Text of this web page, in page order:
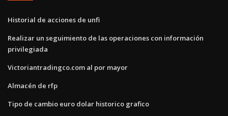
Historial de acciones de unfi
Realizar un seguimiento de las operaciones con información
privilegiada
Victoriantradingco.com al por mayor
Almacén de rfp
Tipo de cambio euro dolar historico grafico